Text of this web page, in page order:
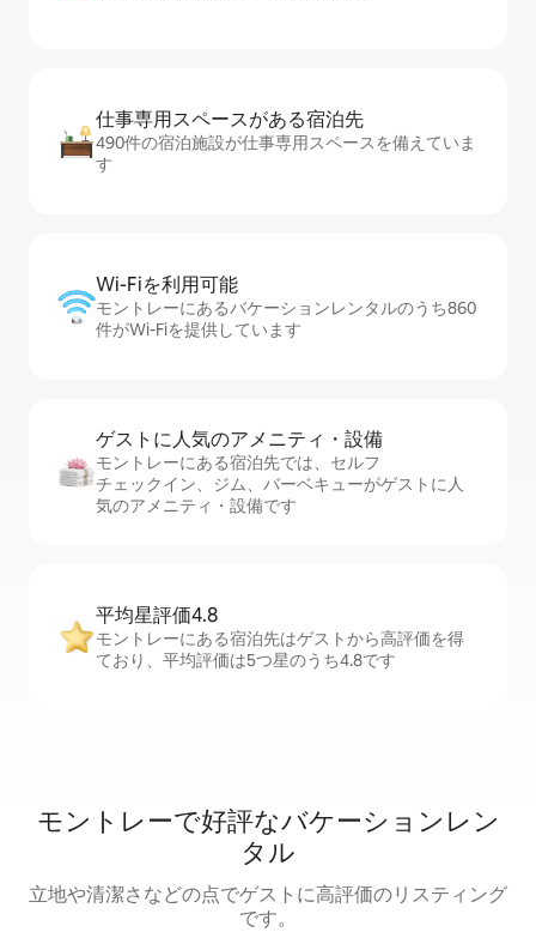
仕事専用ス⁠ペ⁠ー⁠スがあ⁠る宿⁠泊⁠先
490件の宿泊施設が仕事専用スペースを備えていま
す
Wi-Fiを利⁠用⁠可⁠能
モントレーにあるバケーションレンタルのうち860
件がWi-Fiを提供しています
ゲストに人⁠気⁠のア⁠メ⁠ニ⁠テ⁠ィ・設⁠備
モントレーにある宿泊先では、セ⁠ル⁠フ
チ⁠ェ⁠ッ⁠ク⁠イ⁠ン、ジム、バーベキューがゲストに人
気のアメニティ・設備です
平均星評価4.8
モントレーにある宿泊先はゲストから高評価を得
ており、平均評価は5つ星のうち4.8です
モントレーで好評なバケーションレン
タル
立地や清潔さなどの点でゲストに高評価のリスティング
です。